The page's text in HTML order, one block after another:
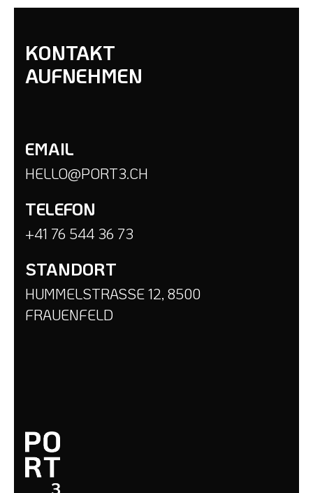
KONTAKT
AUFNEHMEN
EMAIL
HELLO@PORT3.CH
TELEFON
+41 76 544 36 73
STANDORT
HUMMELSTRASSE 12, 8500
FRAUENFELD